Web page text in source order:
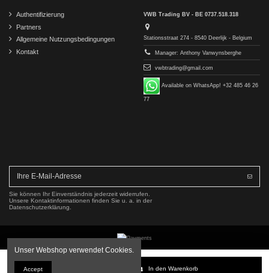
In den Warenkorb
Authentifizierung
Partners
Allgemeine Nutzungsbedingungen
Kontakt
VWB Trading BV - BE 0737.518.318
Stationsstraat 274 - 8540 Deerlijk - Belgium
Manager: Anthony Vanwynsberghe
vwbtrading@gmail.com
Available on WhatsApp! +32 485 46 26
77
Sie können Ihr Einverständnis jederzeit widerrufen.
Unsere Kontaktinformationen finden Sie u. a. in der
Datenschutzerklärung.
Copyright © 2016-2026 VWB Trading BV. All rights reserved.
Die Firma VWB Trading ist nicht mit der Mercedes-Benz Group AG verbunden, von dieser autorisiert
Unser Webshop verwendet Cookies.
Accept